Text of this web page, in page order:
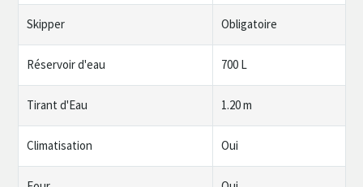
Skipper Obligatoire
Réservoir d'eau 700 L
Tirant d'Eau 1.20 m
Climatisation Oui